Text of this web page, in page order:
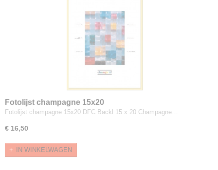
Fotolijst champagne 15x20
Fotolijst champagne 15x20 DFC Backl 15 x 20 Champagne…
€ 16,50
IN WINKELWAGEN